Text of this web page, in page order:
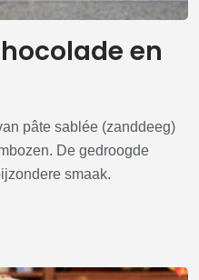
en
pâte sablée (zanddeeg)
De gedroogde
smaak.